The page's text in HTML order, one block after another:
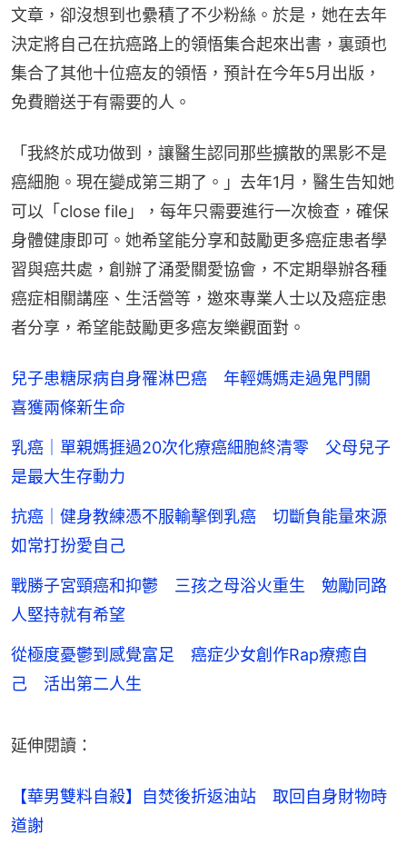
文章，卻沒想到也纍積了不少粉絲。於是，她在去年
決定將自己在抗癌路上的領悟集合起來出書，裏頭也
集合了其他十位癌友的領悟，預計在今年5月出版，
免費贈送于有需要的人。
「我終於成功做到，讓醫生認同那些擴散的黑影不是
癌細胞。現在變成第三期了。」去年1月，醫生告知她
可以「close file」，每年只需要進行一次檢查，確保
身體健康即可。她希望能分享和鼓勵更多癌症患者學
習與癌共處，創辦了涌愛關愛協會，不定期舉辦各種
癌症相關講座、生活營等，邀來專業人士以及癌症患
者分享，希望能鼓勵更多癌友樂觀面對。
兒子患糖尿病自身罹淋巴癌 年輕媽媽走過鬼門關
喜獲兩條新生命
乳癌｜單親媽捱過20次化療癌細胞終清零 父母兒子
是最大生存動力
抗癌｜健身教練憑不服輸擊倒乳癌 切斷負能量來源
如常打扮愛自己
戰勝子宮頸癌和抑鬱 三孩之母浴火重生 勉勵同路
人堅持就有希望
從極度憂鬱到感覺富足 癌症少女創作Rap療癒自
己 活出第二人生
延伸閱讀：
【華男雙料自殺】自焚後折返油站　取回自身財物時
道謝